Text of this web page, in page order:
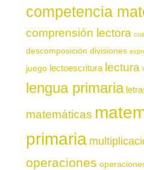
competencia
comprensión lectora
descomposición divisiones
juego lectoescritura lectura
lengua primaria
matemáticas
primaria
operaciones